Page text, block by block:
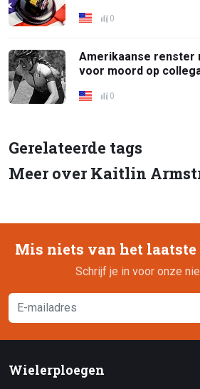
0
Amerikaanse renster
voor moord op
0
Gerelateerde tags
Meer over Kaitlin
Mis niets van het
Schrijf je in voor onze
Wielerploegen